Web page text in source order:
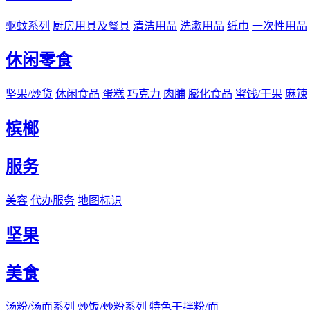
驱蚊系列 厨房用具及餐具 清洁用品 洗漱用品 纸巾 一次性用品
休闲零食
坚果/炒货 休闲食品 蛋糕 巧克力 肉脯 膨化食品 蜜饯/干果 麻辣
槟榔
服务
美容 代办服务 地图标识
坚果
美食
汤粉/汤面系列 炒饭/炒粉系列 特色干拌粉/面